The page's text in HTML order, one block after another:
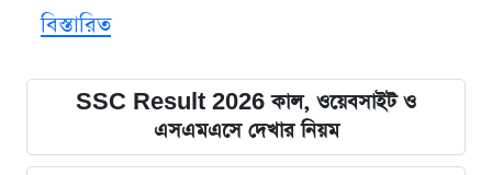
বিস্তারিত
SSC Result 2026 কাল, ওয়েবসাইট ও
এসএমএসে দেখার নিয়ম